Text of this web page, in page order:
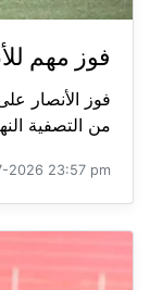
فوز مهم
من التصفية
2026 23:57 pm